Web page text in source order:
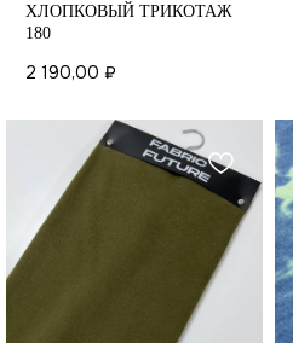
ХЛОПКОВЫЙ ТРИКОТАЖ
180
2 190,00 ₽